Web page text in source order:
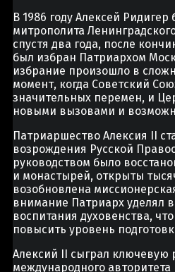
В 1986 году Алексей
митрополита
спустя два года, после
был избран Патриархом
избрание произошло в
момент, когда Советский
значительных перемен, и
новыми вызовами и
Патриаршество Алексия II
возрождения Русской
руководством было
и монастырей, открыты
возобновлена
внимание Патриарх уделял
воспитания духовенства,
повысить уровень
Алексий II сыграл ключевую
международного